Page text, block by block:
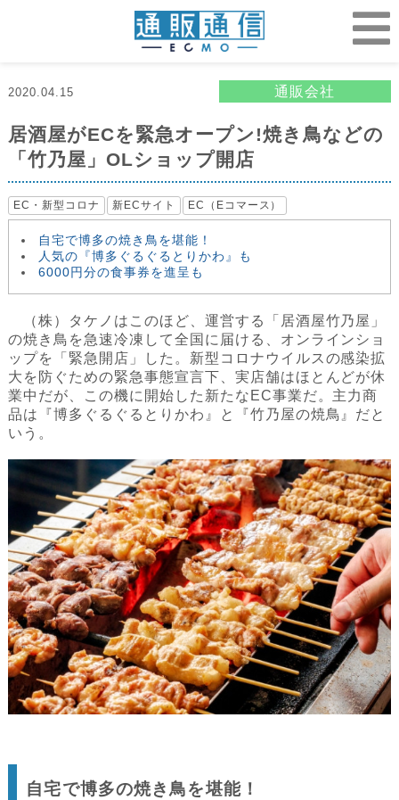
2020.04.15 通販会社
居酒屋がECを緊急オープン!焼き鳥などの
「竹乃屋」OLショップ開店
EC・新型コロナ 新ECサイト EC（Eコマース）
自宅で博多の焼き鳥を堪能！
人気の『博多ぐるぐるとりかわ』も
6000円分の食事券を進呈も
（株）タケノはこのほど、運営する「居酒屋竹乃屋」
の焼き鳥を急速冷凍して全国に届ける、オンラインショ
ップを「緊急開店」した。新型コロナウイルスの感染拡
大を防ぐための緊急事態宣言下、実店舗はほとんどが休
業中だが、この機に開始した新たなEC事業だ。主力商
品は『博多ぐるぐるとりかわ』と『竹乃屋の焼鳥』だと
いう。
自宅で博多の焼き鳥を堪能！